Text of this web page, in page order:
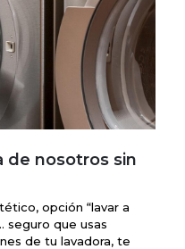
de nosotros sin
opción “lavar a
seguro que usas
de tu lavadora, te